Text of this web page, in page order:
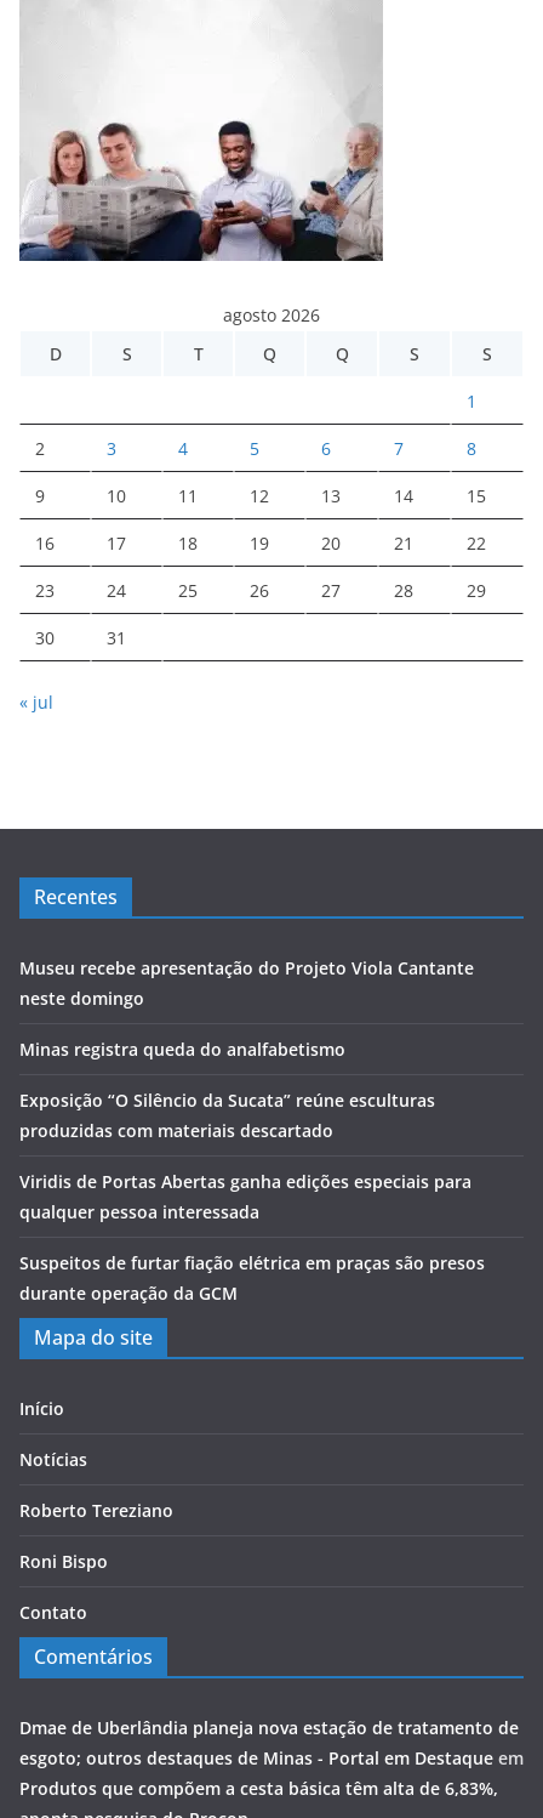
agosto 2026
D
S T Q Q S S
1
2 3 4 5 6 7 8
9 10 11 12 13 14 15
16 17 18 19 20 21 22
23 24 25 26 27 28 29
30 31
« jul
Recentes
Museu recebe apresentação do Projeto Viola Cantante
neste domingo
Minas registra queda do analfabetismo
Exposição “O Silêncio da Sucata” reúne esculturas
produzidas com materiais descartado
Viridis de Portas Abertas ganha edições especiais para
qualquer pessoa interessada
Suspeitos de furtar fiação elétrica em praças são presos
durante operação da GCM
Mapa do site
Início
Notícias
Roberto Tereziano
Roni Bispo
Contato
Comentários
Dmae de Uberlândia planeja nova estação de tratamento de
esgoto; outros destaques de Minas - Portal em Destaque em
Produtos que compõem a cesta básica têm alta de 6,83%,